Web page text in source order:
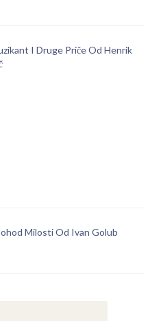
I Druge Priče Od Henrik
Milosti Od Ivan Golub